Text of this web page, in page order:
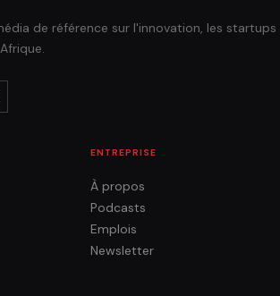
de référence sur l'innovation, les startups
ENTREPRISE
À propos
Podcasts
Emplois
Newsletter